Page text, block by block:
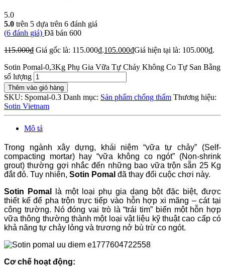
5.0
5.0 trên 5 dựa trên 6 đánh giá
(6 đánh giá) Đã bán 600
115.000₫ Giá gốc là: 115.000₫.105.000₫Giá hiện tại là: 105.000₫.
Sotin Pomal-0,3Kg Phụ Gia Vữa Tự Chảy Không Co Tự San Bằng
số lượng
Thêm vào giỏ hàng
SKU: Spomal-0.3 Danh mục: Sản phẩm chống thấm Thương hiệu:
Sotin Vietnam
Mô tả
Trong ngành xây dựng, khái niệm “vữa tự chảy” (Self-
compacting mortar) hay “vữa không co ngót” (Non-shrink
grout) thường gợi nhắc đến những bao vữa trộn sẵn 25 Kg
đắt đỏ. Tuy nhiên, Sotin Pomal đã thay đổi cuộc chơi này.
Sotin Pomal
là một loại phụ gia dạng bột đặc biệt, được
thiết kế để pha trộn trực tiếp vào hỗn hợp xi măng – cát tại
công trường. Nó đóng vai trò là “trái tim” biến một hỗn hợp
vữa thông thường thành một loại vật liệu kỹ thuật cao cấp có
khả năng tự chảy lỏng và trương nở bù trừ co ngót.
Cơ chế hoạt động: